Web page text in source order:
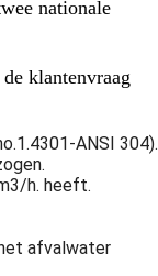
nationale
klantenvraag
ANSI 304).
h. heeft.
afvalwater